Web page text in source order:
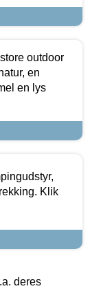
outdoor
en
en lys
Klik
deres